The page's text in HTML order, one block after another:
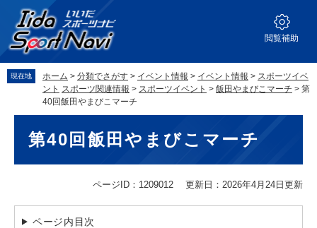
の
先
頭
ー
を
飛
閲覧補助
現在地 ホーム > 分類でさがす > イベント情報 > イベント情報 > スポーツイベ
ント スポーツ関連情報 > スポーツイベント > 飯田やまびこマーチ > 第
40回飯田やまびこマーチ
第40回飯田やまびこマーチ
ページID：1209012 更新日：2026年4月24日更新
ページ内目次